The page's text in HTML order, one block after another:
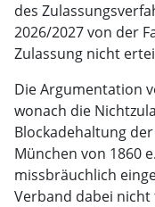
des
2026/2027 von der
Zulassung nicht
Die Argumentation
wonach die
Blockadehaltung
München von 1860
missbräuchlich
Verband dabei